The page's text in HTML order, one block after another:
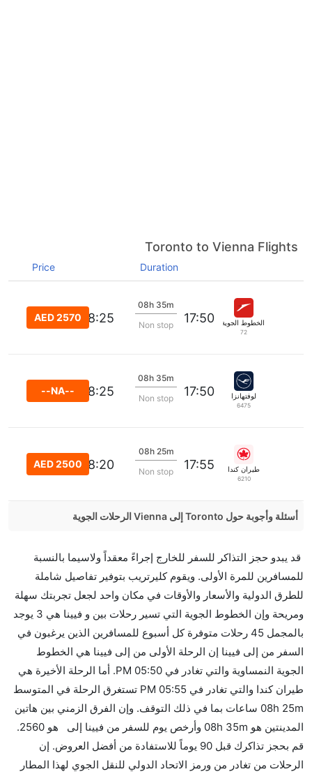
Toronto to Vienna Flights
Duration
Price
الخطوط الجوية النمساوية
72
17:50
08h 35m
Non stop
08:25
AED 2570
لوفتهانزا
6475
17:50
08h 35m
Non stop
08:25
--NA--
طيران كندا
6210
17:55
08h 25m
Non stop
08:20
AED 2500
أسئلة وأجوبة حول Toronto إلى Vienna الرحلات الجوية
مباشرة من إلىفيينا مما تستغرقه الخطوط الجوية الأخرى؟
نعم. توفر كل من TAP Portugal أسرع رحلات الطيران
على هذا الطريق،
هل توفر شركات الطيران مساحة إضافية للنوم؟
كثير من خطوط طيران درجة رجال الأعمال توفر مساحة
إضافية للنوم.
هل يمكنني حمل طعامي الخاص؟
نعم، يمكنك حمل طعامك الخاص، و لكن يجب أن يكون معبئا
بشكل جيد.
هل سيقدم لي الكحول على متن رحلة من إلى فيينا؟
لا تقدم شركة الطيران الكحول على متن رحلة داخلية. يتم
قد يبدو حجز التذاكر للسفر للخارج إجراءً معقداً ولاسيما بالنسبة
للمسافرين للمرة الأولى. ويقوم كليرتريب بتوفير تفاصيل شاملة
للطرق الدولية والأسعار والأوقات في مكان واحد لجعل تجربتك سهلة
ومريحة وإن الخطوط الجوية التي تسير رحلات بين و فيينا هي 3 يوجد
بالمجمل 45 رحلات متوفرة كل أسبوع للمسافرين الذين يرغبون في
السفر من إلى فيينا إن الرحلة الأولى من إلى فيينا هي الخطوط
الجوية النمساوية والتي تغادر في 05:50 PM. أما الرحلة الأخيرة هي
طيران كندا والتي تغادر في 05:55 PM تستغرق الرحلة في المتوسط
08h 25m ساعات بما في ذلك التوقف. وإن الفرق الزمني بين هاتين
المدينتين هو 08h 35m وأرخص يوم للسفر من فيينا إلى هو 2560.
قم بحجز تذاكرك قبل 90 يوماً للاستفادة من أفضل العروض. إن
الرحلات من تغادر من ورمز الاتحاد الدولي للنقل الجوي لهذا المطار